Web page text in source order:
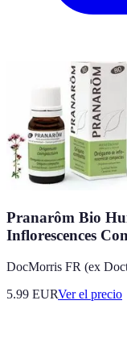
Pranarôm Bio
Inflorescences
DocMorris FR (ex
5.99 EURVer el precio